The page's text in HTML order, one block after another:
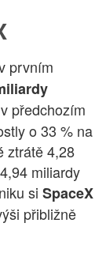
prvním
předchozím
o 33 % na
ztrátě 4,28
miliardy
si SpaceX
přibližně